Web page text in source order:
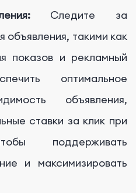
Следите за
такими как
показов и рекламный
оптимальное
объявления,
ставки за клик при
поддерживать
и максимизировать